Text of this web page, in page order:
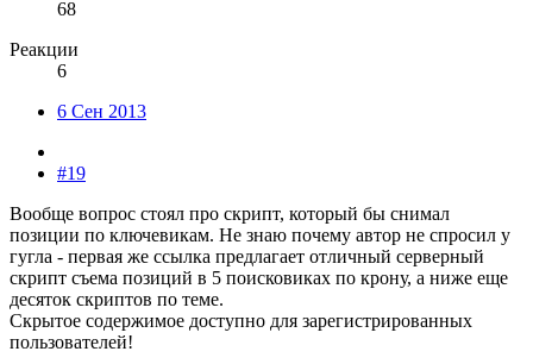
68
Реакции
6
6 Сен 2013
#19
Вообще вопрос стоял про скрипт, который бы снимал
позиции по ключевикам. Не знаю почему автор не спросил у
гугла - первая же ссылка предлагает отличный серверный
скрипт съема позиций в 5 поисковиках по крону, а ниже еще
десяток скриптов по теме.
Скрытое содержимое доступно для зарегистрированных
пользователей!